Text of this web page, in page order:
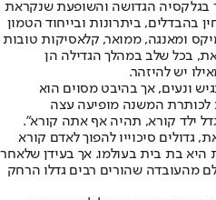
בגלקסיה הגדושה והשופעת שנקראת
בהבדלים, ביתרונות ובייחוד הטמון
ומאנגה, ממואר, קלאסיקות טובות
בכל שלב במהלך הגדילה הן
יש להיזהר.
ונעים, אך בהיבט מסוים הוא
המשנה מופיעה עצה
ילד קורא, תהיה אף אתה קורא".
גדולים סיכוייו להפוך לאדם קורא
היא בת בית בעולמו. אך בעידן שלאחר
מהעובדה שהורים רבים גדלו הרחק